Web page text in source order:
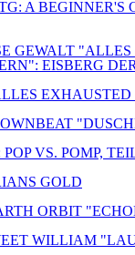
A
GEWALT
EISBERG
VS. POMP,
GOLD
ORBIT
WILLIAM